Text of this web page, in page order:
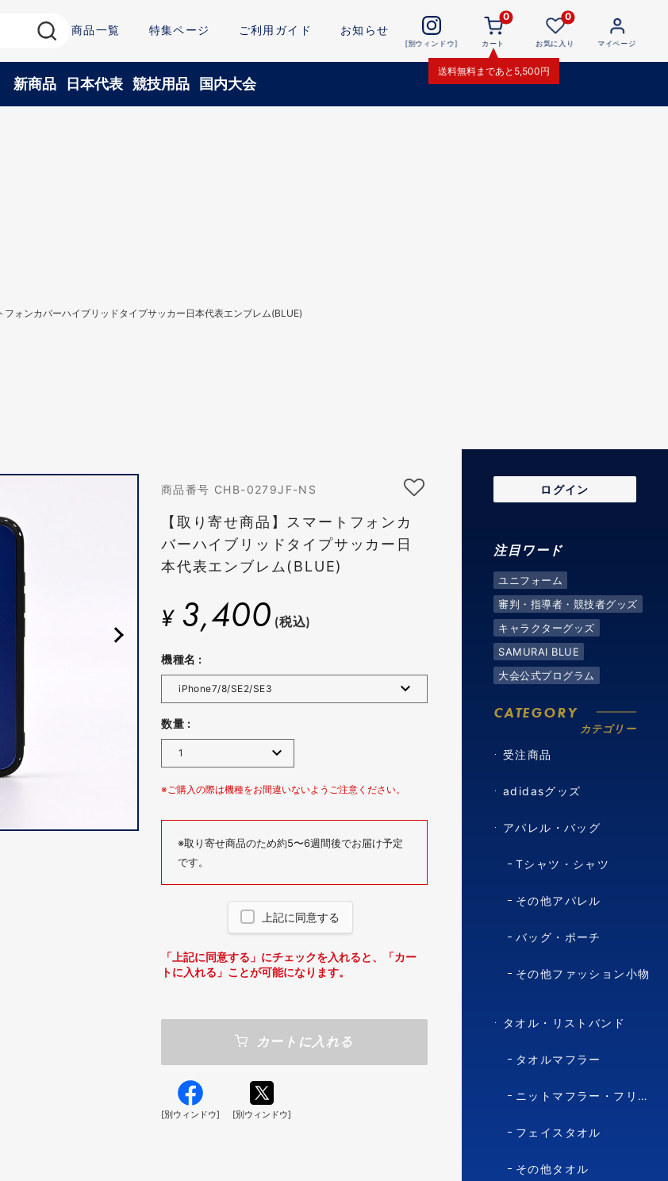
商品一覧 特集ページ ご利用ガイド お知らせ
[別ウィンドウ]
0
カート
送料無料まであと 5,500円
0
お気に入り マイページ
新商品 日本代表 競技用品 国内大会
フォンカバーハイブリッドタイプサッカー日本代表エンブレム(BLUE)
商品番号 CHB-0279JF-NS
【取り寄せ商品】スマートフォンカ
バーハイブリッドタイプサッカー日
本代表エンブレム(BLUE)
¥ 3,400 (税込)
機種名 :
数量 :
※ご購入の際は機種をお間違いないようご注意ください。
※取り寄せ商品のため約5〜6週間後でお届け予定
です。
上記に同意する
「上記に同意する」にチェックを入れると、「カー
トに入れる」ことが可能になります。
カートに入れる
[別ウィンドウ] [別ウィンドウ]
ログイン
注目ワード
ユニフォーム
審判・指導者・競技者グッズ
キャラクターグッズ
SAMURAI BLUE
大会公式プログラム
CATEGORY
カテゴリー
受注商品
adidasグッズ
アパレル・バッグ
Tシャツ・シャツ
その他アパレル
バッグ・ポーチ
その他ファッション小物
タオル・リストバンド
タオルマフラー
ニットマフラー・フリースマフラー
フェイスタオル
その他タオル